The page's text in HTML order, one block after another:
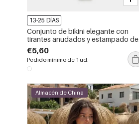
13-25 DÍAS
Conjunto de bikini elegante con
tirantes anudados y estampado de
leopardo
€5,60
Pedido mínimo de 1 ud.
Almacén de China